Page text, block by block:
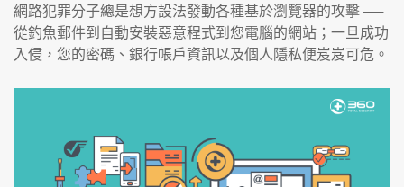
網路犯罪分子總是想方設法發動各種基於瀏覽器的攻擊 ──
從釣魚郵件到自動安裝惡意程式到您電腦的網站；一旦成功
入侵，您的密碼、銀行帳戶資訊以及個人隱私便岌岌可危。